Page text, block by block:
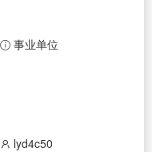
事业单位
lyd4c50